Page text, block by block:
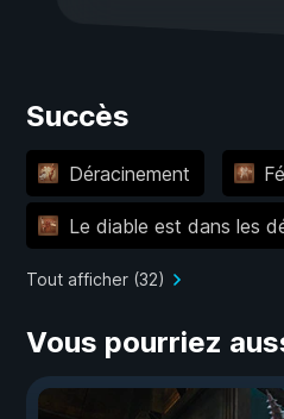
Succès
Déracinement
Le diable est dans les
Tout afficher (32)
Vous pourriez